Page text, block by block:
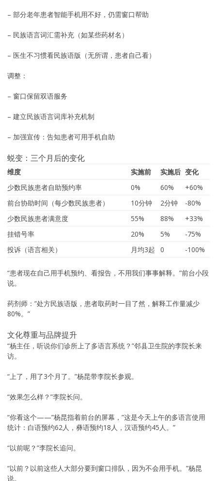
– 部分老年患者智能手机用不好，仍需窗口帮助
– 民族语言词汇需补充（如某些药材名）
– 医生不习惯看民族语版（无所谓，患者自己看）
调整：
– 窗口保留双语服务
– 建立民族语言词库补充机制
– 加强宣传：告知患者可用手机自助
蜕变：三个月后的变化
维度 实施前 实施后 变化
少数民族患者自助预约率
0% 60%
+60%
前台协助时间（每少数民族患者）
10分钟 2分钟
-80%
少数民族患者满意度
55% 88%
+33%
挂错号率
20% 5%
-75%
投诉（语言相关）
月均3起 0 -100%
“患者现在自己用手机预约、看报告，不用我们事事解释。”前台小段
说。
药剂师：”处方民族语版，患者取药时一目了然，解释工作量减少
80%。”
文化尊重与品牌提升
“杨主任，听说你们诊所上了多语言系统？”邻县卫生院的李院长来
访。
“上了，用了3个月了。”杨昆带李院长参观。
“效果怎么样？”李院长问。
“你看这个——”杨昆指着前台的屏幕，”这是今天上午的多语言使用
统计：白语预约62人，彝语预约18人，汉语预约45人。”
“以前呢？”李院长追问。
“以前？以前这些人大部分要到窗口排队，因为不会用手机。”杨昆
说。